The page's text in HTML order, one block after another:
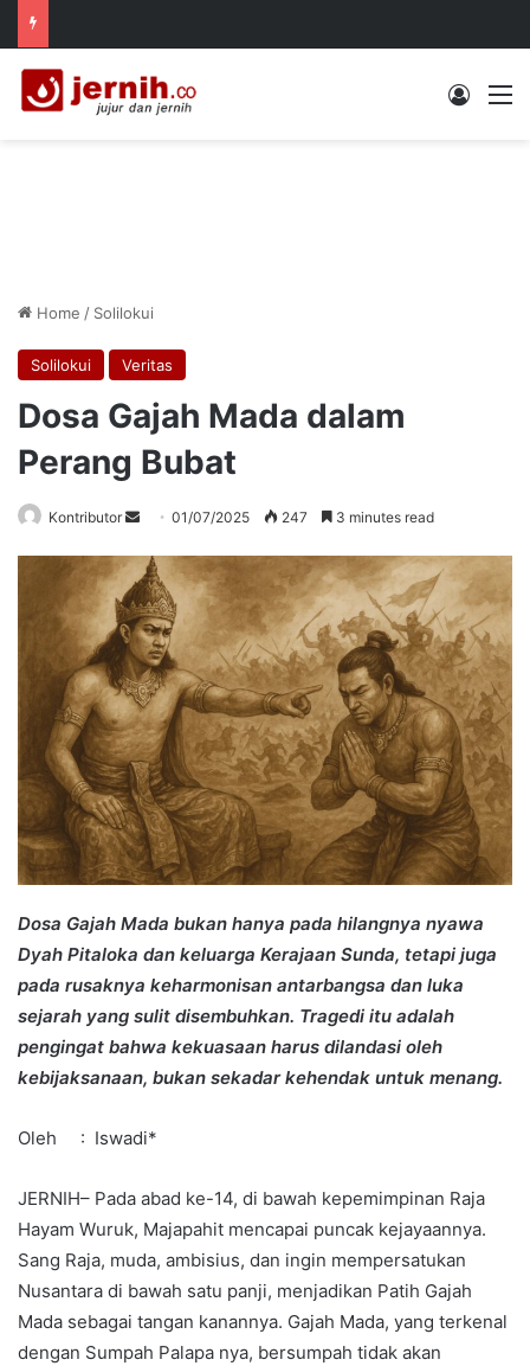
Log In
Home / Solilokui
Solilokui Veritas
Dosa Gajah Mada dalam
Perang Bubat
Kontributor
Send
email
01/07/2025 247 3 minutes read
Dosa Gajah Mada bukan hanya pada hilangnya nyawa
Dyah Pitaloka dan keluarga Kerajaan Sunda, tetapi juga
pada rusaknya keharmonisan antarbangsa dan luka
sejarah yang sulit disembuhkan. Tragedi itu adalah
pengingat bahwa kekuasaan harus dilandasi oleh
kebijaksanaan, bukan sekadar kehendak untuk menang.
Oleh : Iswadi*
JERNIH– Pada abad ke-14, di bawah kepemimpinan Raja
Hayam Wuruk, Majapahit mencapai puncak kejayaannya.
Sang Raja, muda, ambisius, dan ingin mempersatukan
Nusantara di bawah satu panji, menjadikan Patih Gajah
Mada sebagai tangan kanannya. Gajah Mada, yang terkenal
dengan Sumpah Palapa nya, bersumpah tidak akan